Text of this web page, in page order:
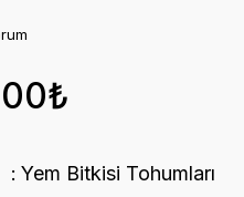
Yem Bitkisi Tohumları